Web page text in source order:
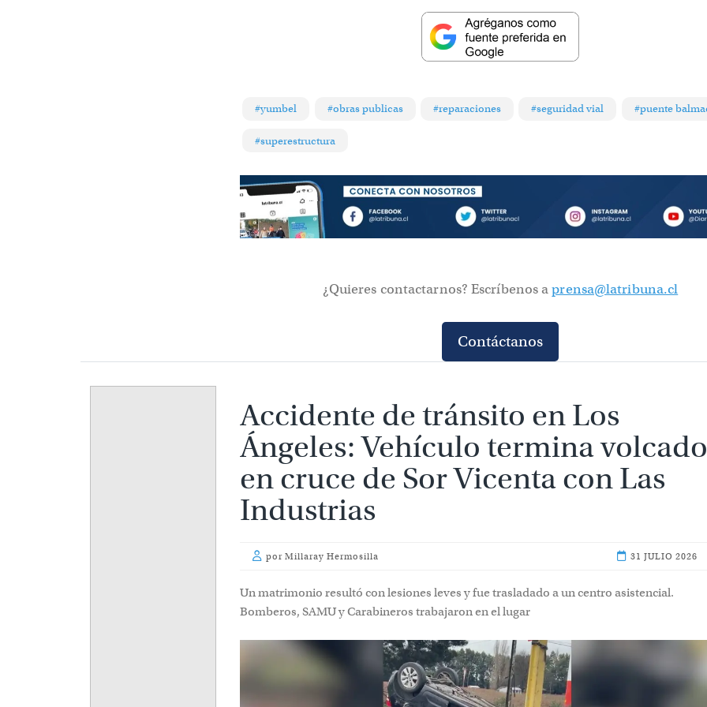
#yumbel #obras publicas #reparaciones #seguridad vial #puente
#superestructura
¿Quieres contactarnos? Escríbenos aprensa@latribuna.cl
Contáctanos
Accidente de tránsito en Los
Ángeles: Vehículo termina volcado
en cruce de Sor Vicenta con Las
Industrias
por Millaray Hermosilla 31 JULIO 2026
Un matrimonio resultó con lesiones leves y fue trasladado a un centro asistencial.
Bomberos, SAMU y Carabineros trabajaron en el lugar